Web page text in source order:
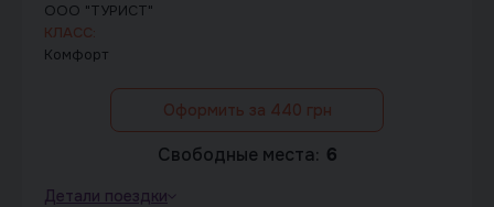
ООО "ТУРИСТ"
КЛАСС:
Комфорт
Оформить за 440 грн
Свободные места: 6
Детали поездки